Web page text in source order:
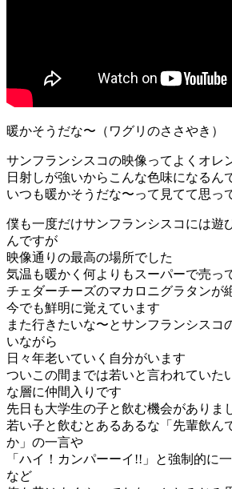
暖かそうだな〜（ワグリのささやき）
サンフランシスコの映像ってよくオレ
日射しが強いからこんな色味になるん
いつも暖かそうだな〜って見てて思っ
僕も一度だけサンフランシスコには遊
んですが
映像通りの最高の場所でした
気温も暖かく何よりもスーパーで売っ
チェダーチーズのマカロニグラタンが
今でも鮮明に覚えています
また行きたいな〜とサンフランシスコ
いながら
日々年老いていく自分がいます
ついこの間までは若いと言われていた
な層に仲間入りです
先日も大学生の子と飲む機会がありま
若い子と飲むとあるあるな「先輩飲ん
か」の一言や
「ハイ！カンパーーイ!!」と強制的に
など